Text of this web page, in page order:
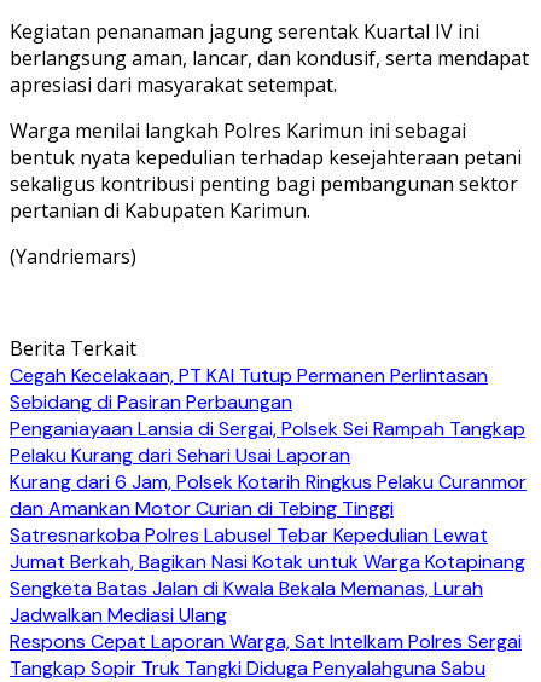
Kegiatan penanaman jagung serentak Kuartal IV ini
berlangsung aman, lancar, dan kondusif, serta mendapat
apresiasi dari masyarakat setempat.
Warga menilai langkah Polres Karimun ini sebagai
bentuk nyata kepedulian terhadap kesejahteraan petani
sekaligus kontribusi penting bagi pembangunan sektor
pertanian di Kabupaten Karimun.
(Yandriemars)
Berita Terkait
Cegah Kecelakaan, PT KAI Tutup Permanen Perlintasan
Sebidang di Pasiran Perbaungan
Penganiayaan Lansia di Sergai, Polsek Sei Rampah Tangkap
Pelaku Kurang dari Sehari Usai Laporan
Kurang dari 6 Jam, Polsek Kotarih Ringkus Pelaku Curanmor
dan Amankan Motor Curian di Tebing Tinggi
Satresnarkoba Polres Labusel Tebar Kepedulian Lewat
Jumat Berkah, Bagikan Nasi Kotak untuk Warga Kotapinang
Sengketa Batas Jalan di Kwala Bekala Memanas, Lurah
Jadwalkan Mediasi Ulang
Respons Cepat Laporan Warga, Sat Intelkam Polres Sergai
Tangkap Sopir Truk Tangki Diduga Penyalahguna Sabu